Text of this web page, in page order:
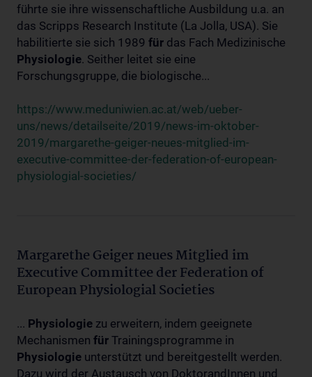
führte sie ihre wissenschaftliche Ausbildung u.a. an
das Scripps Research Institute (La Jolla, USA). Sie
habilitierte sie sich 1989 für das Fach Medizinische
Physiologie. Seither leitet sie eine
Forschungsgruppe, die biologische...
https://www.meduniwien.ac.at/web/ueber-
uns/news/detailseite/2019/news-im-oktober-
2019/margarethe-geiger-neues-mitglied-im-
executive-committee-der-federation-of-european-
physiologial-societies/
Margarethe Geiger neues Mitglied im
Executive Committee der Federation of
European Physiologial Societies
... Physiologie zu erweitern, indem geeignete
Mechanismen für Trainingsprogramme in
Physiologie unterstützt und bereitgestellt werden.
Dazu wird der Austausch von DoktorandInnen und